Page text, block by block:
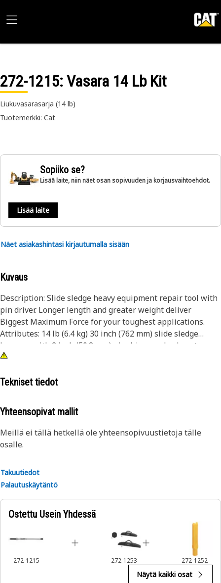
272-1215: Vasara 14 Lb Kit
Liukuvasarasarja (14 lb)
Tuotemerkki: Cat
Sopiiko se?
Lisää laite, niin näet osan sopivuuden ja korjausvaihtoehdot.
Lisää laite
Näet asiakashintasi kirjautumalla sisään
Kuvaus
Description: Slide sledge heavy equipment repair tool with
pin driver. Longer length and greater weight deliver
Biggest Maximum Force for your toughest applications.
Attributes: 14 lb (6.4 kg) 30 inch (762 mm) slide sledge
hammer with 2 inch (50.8 mm) pin driver and nylon storage
bag. Application: Dealer Tool Consult your owners manual
Tekniset tiedot
Yhteensopivat mallit
Meillä ei tällä hetkellä ole yhteensopivuustietoja tälle
osalle.
Takuutiedot
Palautuskäytäntö
Ostettu Usein Yhdessä
272-1215 272-1253 272-1252
Näytä kaikki osat